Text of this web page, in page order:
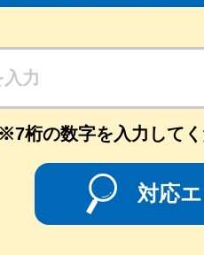
桁の数字を入力して
対応